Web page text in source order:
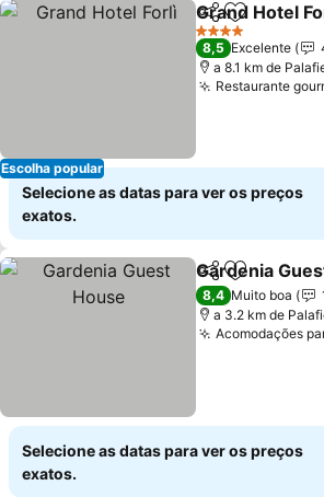
Escolha popular
PartilharAdicionar
Grand Hotel
4 Estrelas
8,5 Excelente
a 8.1 km de
Restaurante
Selecione as datas para ver os preços
exatos.
PartilharAdicionar
Gardenia
8,4 Muito boa
a 3.2 km de
Acomodações
Selecione as datas para ver os preços
exatos.